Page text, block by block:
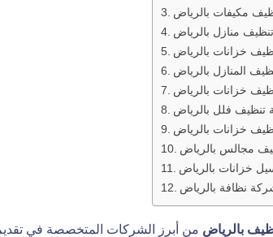
مكيفات بالرياض
منازل بالرياض
خزانات بالرياض
المنازل بالرياض
خزانات بالرياض
تنظيف فلل بالرياض
خزانات بالرياض
مجالس بالرياض
خزانات بالرياض
نظافة بالرياض
بالرياض من أبرز الشركات المتخصصة في